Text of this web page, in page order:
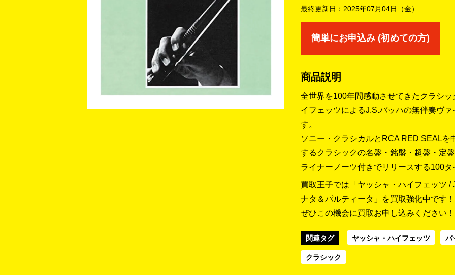
最終更新日： 2025年07月04日（金）
簡単にお申込み (初めての方)
商品説明
全世界を100年間感動させてきたクラシ
イフェッツによるJ.S.バッハの無伴奏ヴ
す。
ソニー・クラシカルとRCA RED SEAL
するクラシックの名盤・銘盤・超盤・定
ライナーノーツ付きでリリースする100
買取王子では「ヤッシャ・ハイフェッツ
ナタ＆パルティータ」を買取強化中です！
ぜひこの機会に買取お申し込みください！
関連タグ ヤッシャ・ハイフェッツ バ
クラシック